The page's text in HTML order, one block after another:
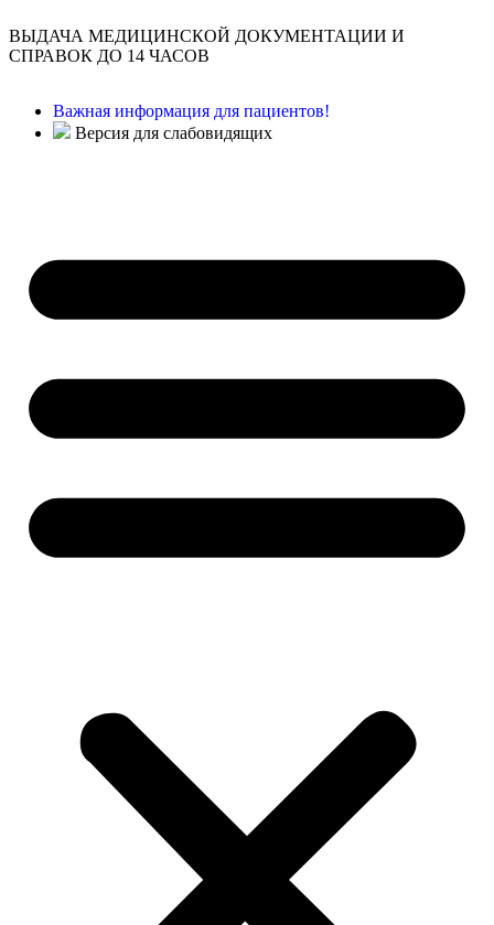
ВЫДАЧА МЕДИЦИНСКОЙ ДОКУМЕНТАЦИИ И
СПРАВОК ДО 14 ЧАСОВ
Важная информация для пациентов!
Версия для слабовидящих